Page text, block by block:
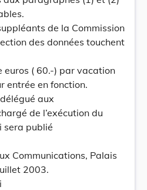
de la Commission
des données touchent
euros ( 60.-) par vacation
entrée en fonction.
aux
de l’exécution du
sera publié
Communications, Palais
2003.